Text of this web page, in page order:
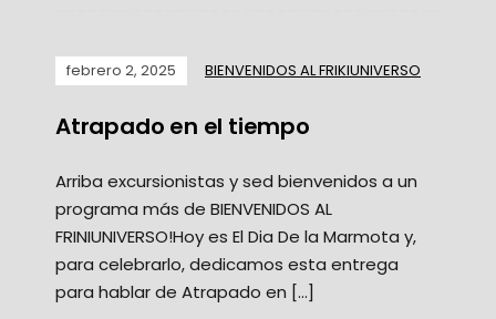
febrero 2, 2025 BIENVENIDOS AL FRIKIUNIVERSO
Atrapado en el tiempo
Arriba excursionistas y sed bienvenidos a un
programa más de BIENVENIDOS AL
FRINIUNIVERSO!Hoy es El Dia De la Marmota y,
para celebrarlo, dedicamos esta entrega
para hablar de Atrapado en […]